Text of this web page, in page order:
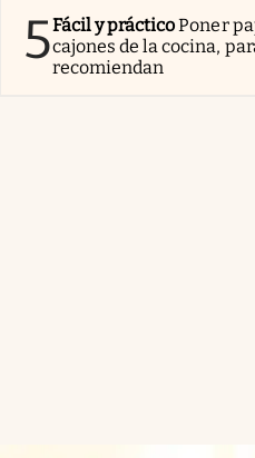
5Fácil y prácticoPoner
cajones de la cocina,
recomiendan